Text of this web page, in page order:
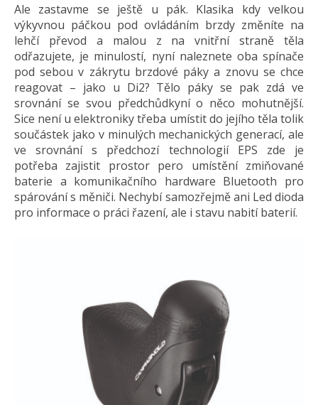
Ale zastavme se ještě u pák. Klasika kdy velkou
výkyvnou páčkou pod ovládáním brzdy změníte na
lehčí převod a malou z na vnitřní straně těla
odřazujete, je minulostí, nyní naleznete oba spínače
pod sebou v zákrytu brzdové páky a znovu se chce
reagovat – jako u Di2? Tělo páky se pak zdá ve
srovnání se svou předchůdkyní o něco mohutnější.
Sice není u elektroniky třeba umístit do jejího těla tolik
součástek jako v minulých mechanických generací, ale
ve srovnání s předchozí technologií EPS zde je
potřeba zajistit prostor pero umístění zmiňované
baterie a komunikačního hardware Bluetooth pro
spárování s měniči. Nechybí samozřejmě ani Led dioda
pro informace o práci řazení, ale i stavu nabití baterií.